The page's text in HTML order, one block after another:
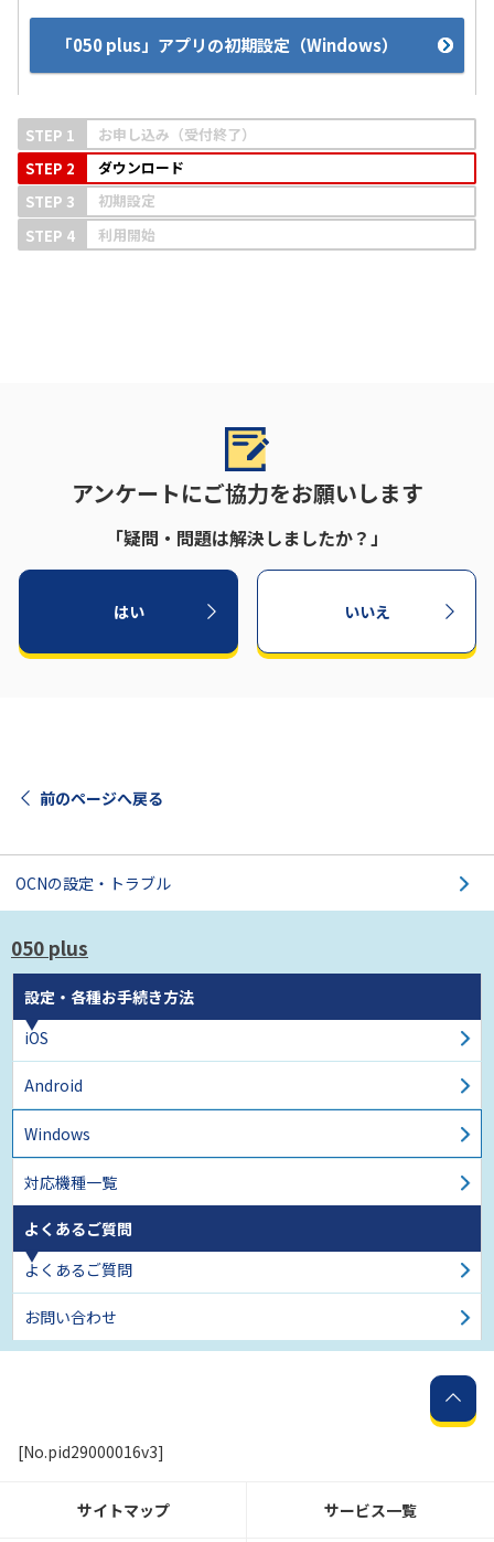
「050 plus」アプリの初期設定（Windows）
お申し込み（受付終了）
ダウンロード
初期設定
利用開始
アンケートにご協力をお願いします
「疑問・問題は解決しましたか？」
はい いいえ
前のページへ戻る
OCNの設定・トラブル
050 plus
設定・各種お手続き方法
iOS
Android
Windows
対応機種一覧
よくあるご質問
よくあるご質問
お問い合わせ
[No.pid29000016v3]
サイトマップ サービス一覧